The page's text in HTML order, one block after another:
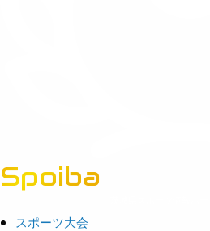
Spoiba
スポーツ大会